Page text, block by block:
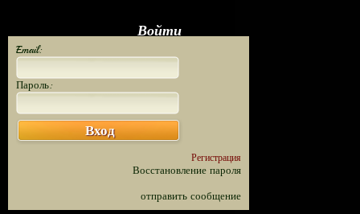
Войти
Email:
Пароль:
Вход
Регистрация
Восстановление пароля
отправить сообщение